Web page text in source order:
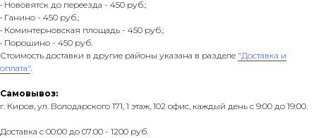
• Нововятск до переезда - 450 руб.;
• Ганино - 450 руб.;
• Коминтерновская площадь - 450 руб.;
• Порошино - 450 руб.
Стоимость доставки в другие районы указана в разделе "Доставка и
оплата".
Самовывоз:
г. Киров, ул. Володарского 171, 1 этаж, 102 офис, каждый день с 9:00 до 19:00.
Доставка с 00:00 до 07:00 - 1200 руб.